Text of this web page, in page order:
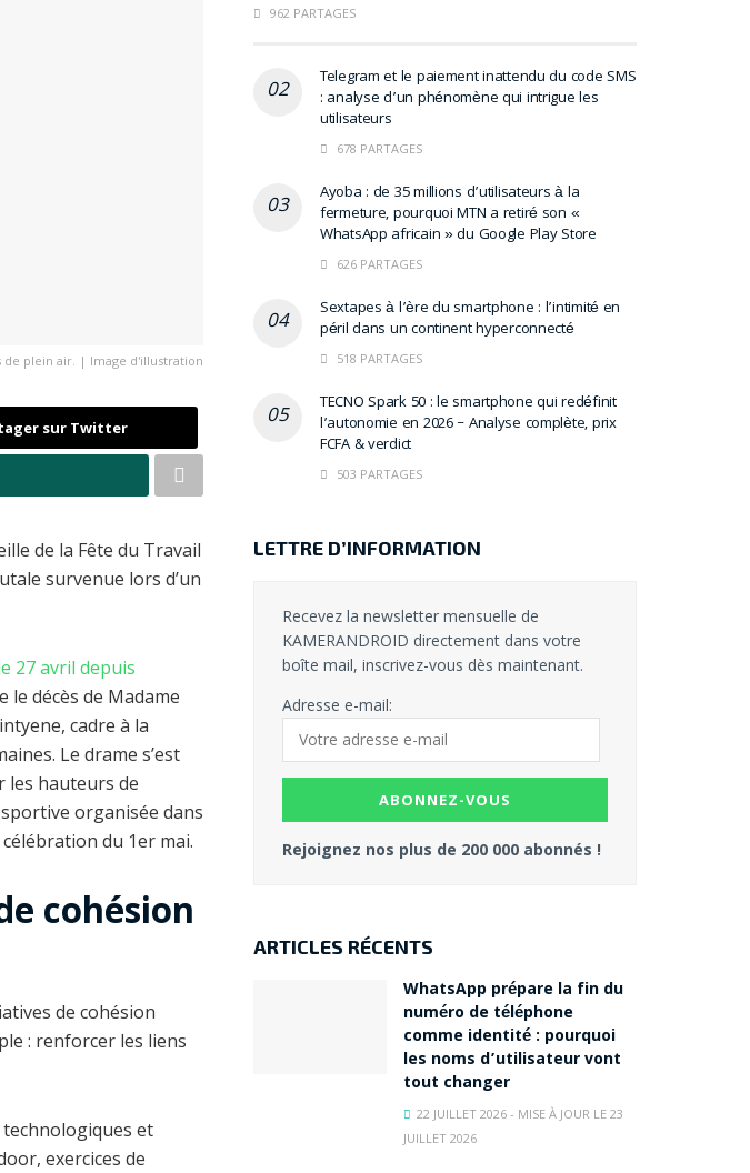
de plein air. | Image d'illustration
sur Twitter
de la Fête du Travail
survenue lors d’un
27 avril depuis
le décès de Madame
cadre à la
Le drame s’est
les hauteurs de
organisée dans
du 1er mai.
cohésion
de cohésion
: renforcer les liens
technologiques et
exercices de
962 PARTAGES
Telegram et le paiement inattendu du code SMS
: analyse d’un phénomène qui intrigue les
utilisateurs
678 PARTAGES
Ayoba : de 35 millions d’utilisateurs à la
fermeture, pourquoi MTN a retiré son «
WhatsApp africain » du Google Play Store
626 PARTAGES
Sextapes à l’ère du smartphone : l’intimité en
péril dans un continent hyperconnecté
518 PARTAGES
TECNO Spark 50 : le smartphone qui redéfinit
l’autonomie en 2026 – Analyse complète, prix
FCFA & verdict
503 PARTAGES
LETTRE D’INFORMATION
Recevez la newsletter mensuelle de
KAMERANDROID directement dans votre
boîte mail, inscrivez-vous dès maintenant.
Adresse e-mail:
Rejoignez nos plus de 200 000 abonnés !
ARTICLES RÉCENTS
WhatsApp prépare la fin du
numéro de téléphone
comme identité : pourquoi
les noms d’utilisateur vont
tout changer
22 JUILLET 2026 - MISE À JOUR LE 23
JUILLET 2026